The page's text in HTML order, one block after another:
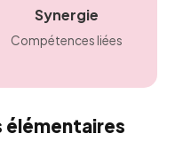
Synergie
Compétences liées
élémentaires